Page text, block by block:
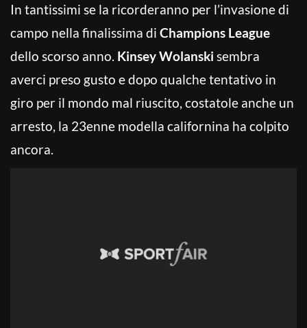
In tantissimi se la ricorderanno per l’invasione di
campo nella finalissima di Champions League
dello scorso anno. Kinsey Wolanski sembra
averci preso gusto e dopo qualche tentativo in
giro per il mondo mal riuscito, costatole anche un
arresto, la 23enne modella californina ha colpito
ancora.